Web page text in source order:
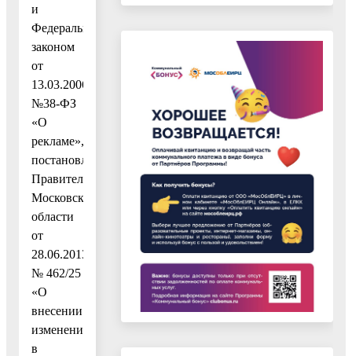
и
Федеральным
законом
от
13.03.2006
№38-ФЗ
«О
рекламе»,
постановлением
Правительства
Московской
области
от
28.06.2013
№ 462/25
«О
внесении
изменения
в